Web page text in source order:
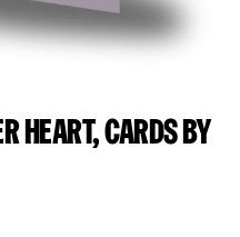
Heart, Cards by